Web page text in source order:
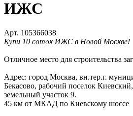
ИЖС
Арт. 105366038
Купи 10 соток ИЖС в Новой Москве!
Отличное место для строительства
Адрес: город Москва, вн.тер.г.
Бекасово, рабочий поселок
земельный участок 9.
45 км от МКАД по Киевскому шоссе